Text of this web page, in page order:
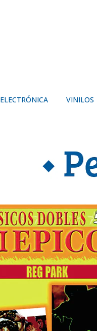
ELECTRÓNICA VINILOS